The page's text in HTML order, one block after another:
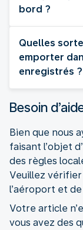
bord ?
Quelles
emporter
enregistrés ?
Besoin
Bien que nous
faisant l’objet
des règles
Veuillez
l’aéroport et
Votre article
vous avez des